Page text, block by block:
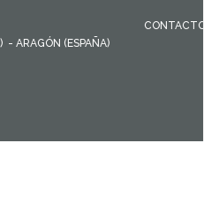
- ARAGÓN (ESPAÑA)
CONTACTO